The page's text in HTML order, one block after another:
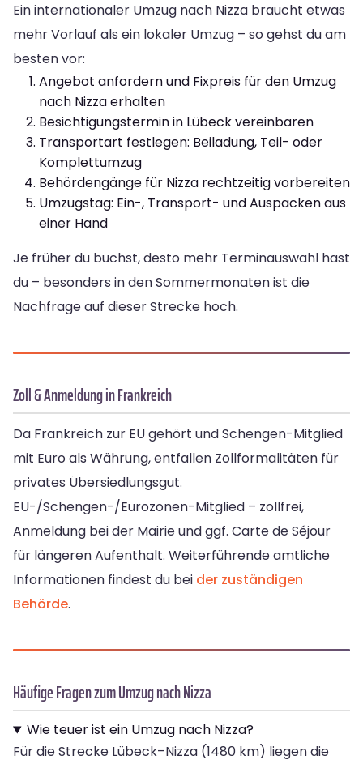
Ein internationaler Umzug nach Nizza braucht etwas
mehr Vorlauf als ein lokaler Umzug – so gehst du am
besten vor:
Angebot anfordern und Fixpreis für den Umzug
nach Nizza erhalten
Besichtigungstermin in Lübeck vereinbaren
Transportart festlegen: Beiladung, Teil- oder
Komplettumzug
Behördengänge für Nizza rechtzeitig vorbereiten
Umzugstag: Ein-, Transport- und Auspacken aus
einer Hand
Je früher du buchst, desto mehr Terminauswahl hast
du – besonders in den Sommermonaten ist die
Nachfrage auf dieser Strecke hoch.
Zoll & Anmeldung in Frankreich
Da Frankreich zur EU gehört und Schengen-Mitglied
mit Euro als Währung, entfallen Zollformalitäten für
privates Übersiedlungsgut.
EU-/Schengen-/Eurozonen-Mitglied – zollfrei,
Anmeldung bei der Mairie und ggf. Carte de Séjour
für längeren Aufenthalt. Weiterführende amtliche
Informationen findest du bei der zuständigen
Behörde.
Häufige Fragen zum Umzug nach Nizza
Wie teuer ist ein Umzug nach Nizza?
Für die Strecke Lübeck–Nizza (1480 km) liegen die